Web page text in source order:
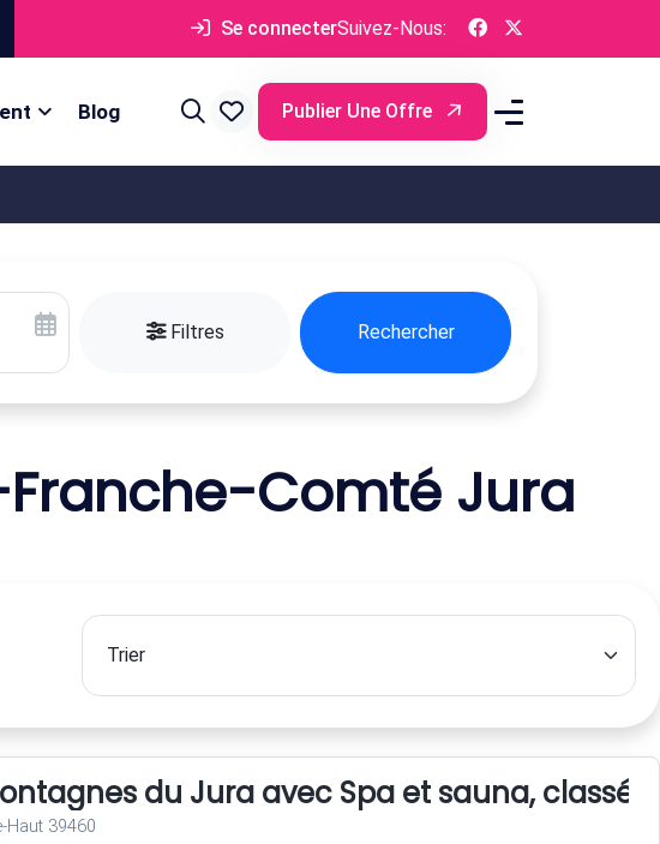
Se connecterSuivez-Nous:
Blog Publier Une Offre
Filtres Rechercher
Comté Jura
du Jura avec Spa et sauna,
Haut 39460